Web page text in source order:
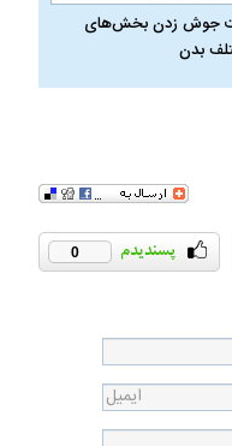
جوش زدن بخش‌های
بدن
0
دوران قاجار چگونه